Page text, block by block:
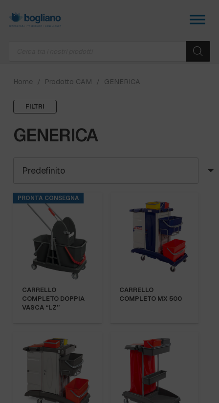
Home / Prodotto CAM / GENERICA
FILTRI
GENERICA
PRONTA CONSEGNA
CARRELLO
COMPLETO DOPPIA
VASCA “LZ”
CARRELLO
COMPLETO MX 500